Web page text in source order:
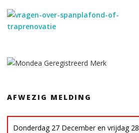
AFWEZIG MELDING
Donderdag 27 December en vrijdag 28